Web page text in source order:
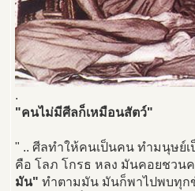
.
"คนไม่มีศีลก็เหมือนสัตว์"
" .. ศีลทำให้คนเป็นคน ทำมนุษย์เ
คือ โลภ โกรธ หลง มันคอยชวน
มัน" ทำตามมัน มันก็พาไปพบทุก